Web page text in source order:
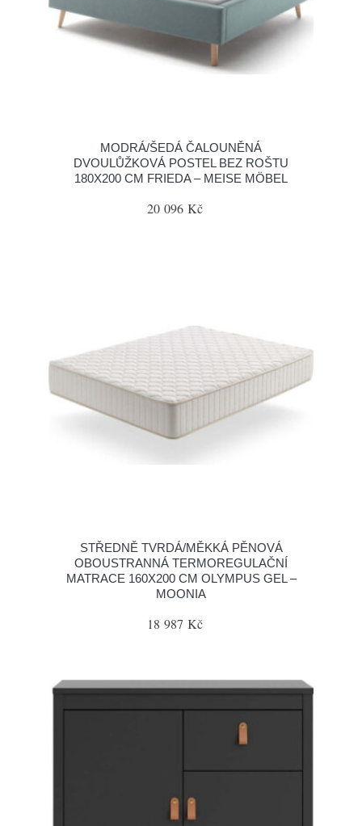
MODRÁ/ŠEDÁ ČALOUNĚNÁ
DVOULŮŽKOVÁ POSTEL BEZ ROŠTU
180X200 CM FRIEDA – MEISE MÖBEL
20 096 Kč
STŘEDNĚ TVRDÁ/MĚKKÁ PĚNOVÁ
OBOUSTRANNÁ TERMOREGULAČNÍ
MATRACE 160X200 CM OLYMPUS GEL –
MOONIA
18 987 Kč